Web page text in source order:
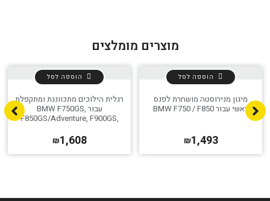
מוצרים מומלצים
מיגון מנירוסטה מושחרת לפנס
ראשי עבור BMW F750 / F850
₪1,493
הוספה לסל
רגלית הילוכים מתכווננת ומתקפלת
עבור BMW F750GS,
F850GS/Adventure, F900GS,
₪1,608
הוספה לסל